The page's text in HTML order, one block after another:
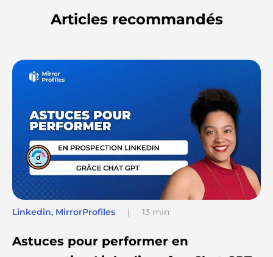
Articles recommandés
Linkedin, MirrorProfiles | 13 min
Astuces pour performer en